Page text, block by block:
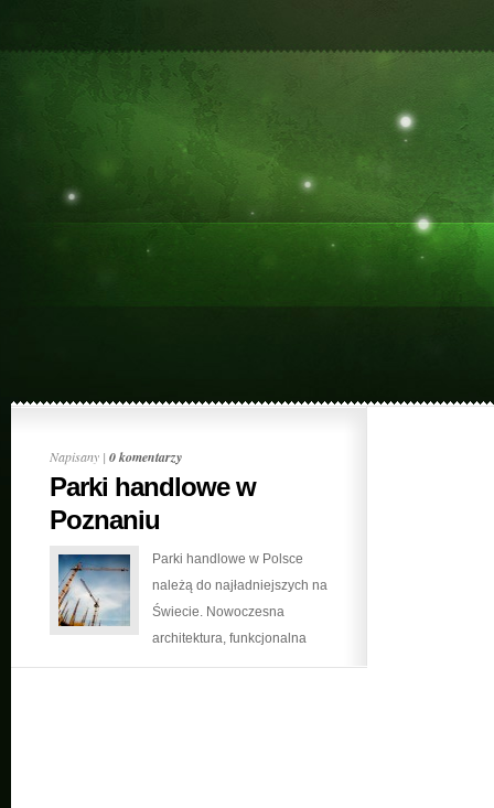
Napisany | 0 komentarzy
Parki handlowe w
Poznaniu
Parki handlowe w Polsce
należą do najładniejszych na
Świecie. Nowoczesna
architektura, funkcjonalna
przestrzeń i uznane marki